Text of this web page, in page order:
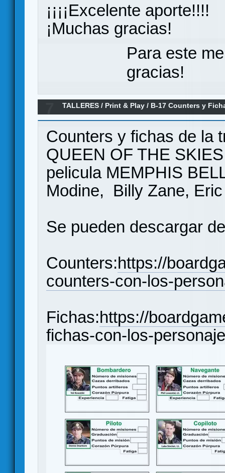
¡¡¡¡Excelente aporte!!!!
¡Muchas gracias!
Para este
gracias!
TALLERES / Print & Play / B-17 Counters y
Counters y fichas de la
QUEEN OF THE
pelicula MEMPHIS
Modine, Billy Zane,
Se pueden descargar
Counters:https://
counters-con-los-
Fichas:https://
fichas-con-los-